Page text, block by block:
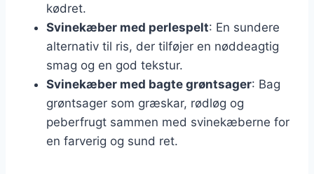
kødret.
Svinekæber med perlespelt: En sundere
alternativ til ris, der tilføjer en nøddeagtig
smag og en god tekstur.
Svinekæber med bagte grøntsager: Bag
grøntsager som græskar, rødløg og
peberfrugt sammen med svinekæberne for
en farverig og sund ret.